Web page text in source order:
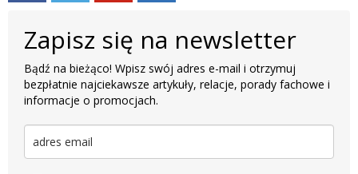
Zapisz się na newsletter
Bądź na bieżąco! Wpisz swój adres e-mail i otrzymuj
bezpłatnie najciekawsze artykuły, relacje, porady fachowe i
informacje o promocjach.